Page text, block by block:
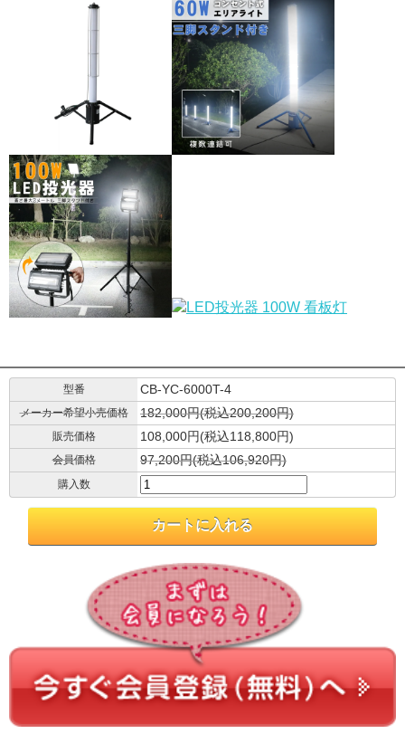
型番 CB-YC-6000T-4
メーカー希望小売価格 182,000円(税込200,200円)
販売価格 108,000円(税込118,800円)
会員価格 97,200円(税込106,920円)
購入数